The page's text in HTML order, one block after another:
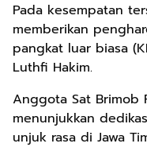
Pada kesempatan
memberikan
pangkat luar biasa
Luthfi Hakim.
Anggota Sat Brimob
menunjukkan
unjuk rasa di Jawa